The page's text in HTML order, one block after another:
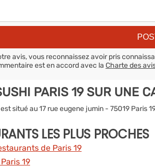
avis, vous reconnaissez avoir pris
est en accord avec la Charte des
PARIS 19 SUR UNE
situé au 17 rue eugene jumin - 75019 Paris
LES PLUS PROCHES
de Paris 19
19